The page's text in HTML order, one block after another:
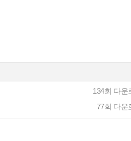
134회 다운
77회 다운